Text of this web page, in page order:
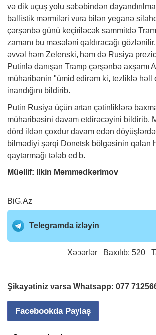
və dik uçuş yolu səbəbindən
ballistik mərmiləri vura bilən yeganə
çərşənbə günü keçiriləcək sammitdə
zamanı bu məsələni qaldıracağı
əvvəl həm Zelenski, həm də Rusiya
Putinlə danışan Tramp çərşənbə axşamı
müharibənin "ümid edirəm ki, tezliklə həll
inandığını bildirib.
Putin Rusiya üçün artan çətinliklərə
müharibəsini davam etdirəcəyini bildirib.
dörd ildən çoxdur davam edən
bilmədiyi şərqi Donetsk bölgəsinin qalan
qaytarmağı tələb edib.
Müəllif: İlkin Məmmədkərimov
BiG.Az
Telegramda izləyin
Xəbərlər Baxılıb: 520
Şikayətiniz varsa Whatsapp: 077
Facebookda Paylaş